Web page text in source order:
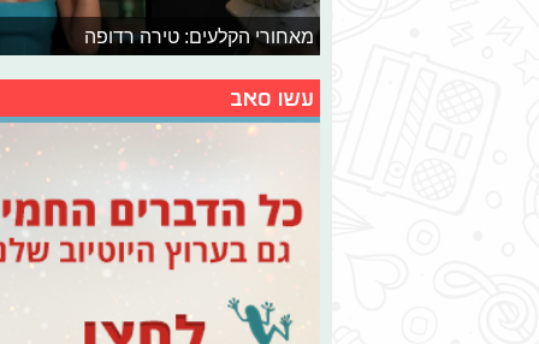
מאחורי הקלעים: טירה רדופה
עשו סאב